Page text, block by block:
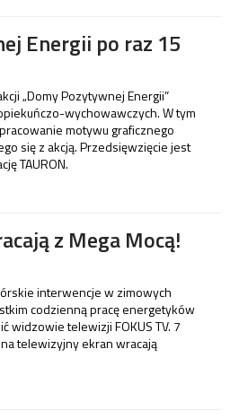
Energii po raz 15
„Domy Pozytywnej Energii”
wychowawczych. W tym
motywu graficznego
się z akcją. Przedsięwzięcie jest
TAURON.
z Mega Mocą!
interwencje w zimowych
codzienną pracę energetyków
widzowie telewizji FOKUS TV. 7
telewizyjny ekran wracają